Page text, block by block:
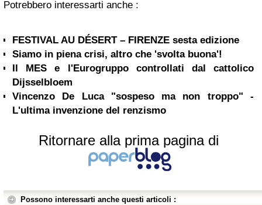
Potrebbero interessarti anche :
FESTIVAL AU DÉSERT – FIRENZE sesta edizione
Siamo in piena crisi, altro che 'svolta buona'!
Il MES e l'Eurogruppo controllati dal cattolico
Dijsselbloem
Vincenzo De Luca "sospeso ma non troppo" -
L'ultima invenzione del renzismo
Ritornare alla prima pagina di
Possono interessarti anche questi articoli :